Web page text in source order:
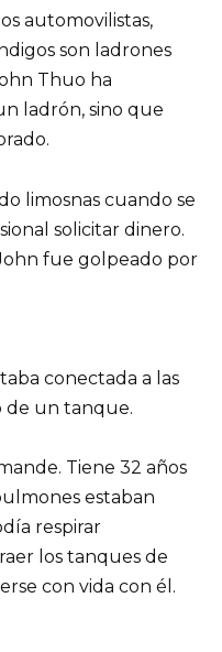
automovilistas,
son ladrones
Thuo ha
ladrón, sino que
limosnas cuando se
solicitar dinero.
fue golpeado por
conectada a las
de un tanque.
Tiene 32 años
estaban
respirar
los tanques de
con vida con él.